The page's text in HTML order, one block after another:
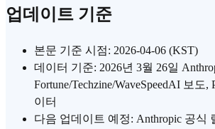
업데이트 기준
본문 기준 시점: 2026-04-06 (KST)
데이터 기준: 2026년 3월 26일
Fortune/Techzine/WaveSpeedAI 보도,
이터
다음 업데이트 예정: Anthropic 공식